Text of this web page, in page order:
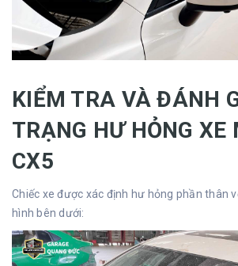
KIỂM TRA VÀ ĐÁNH
TRẠNG HƯ HỎNG XE
CX5
Chiếc xe được xác định hư hỏng phần thân
hình bên dưới: